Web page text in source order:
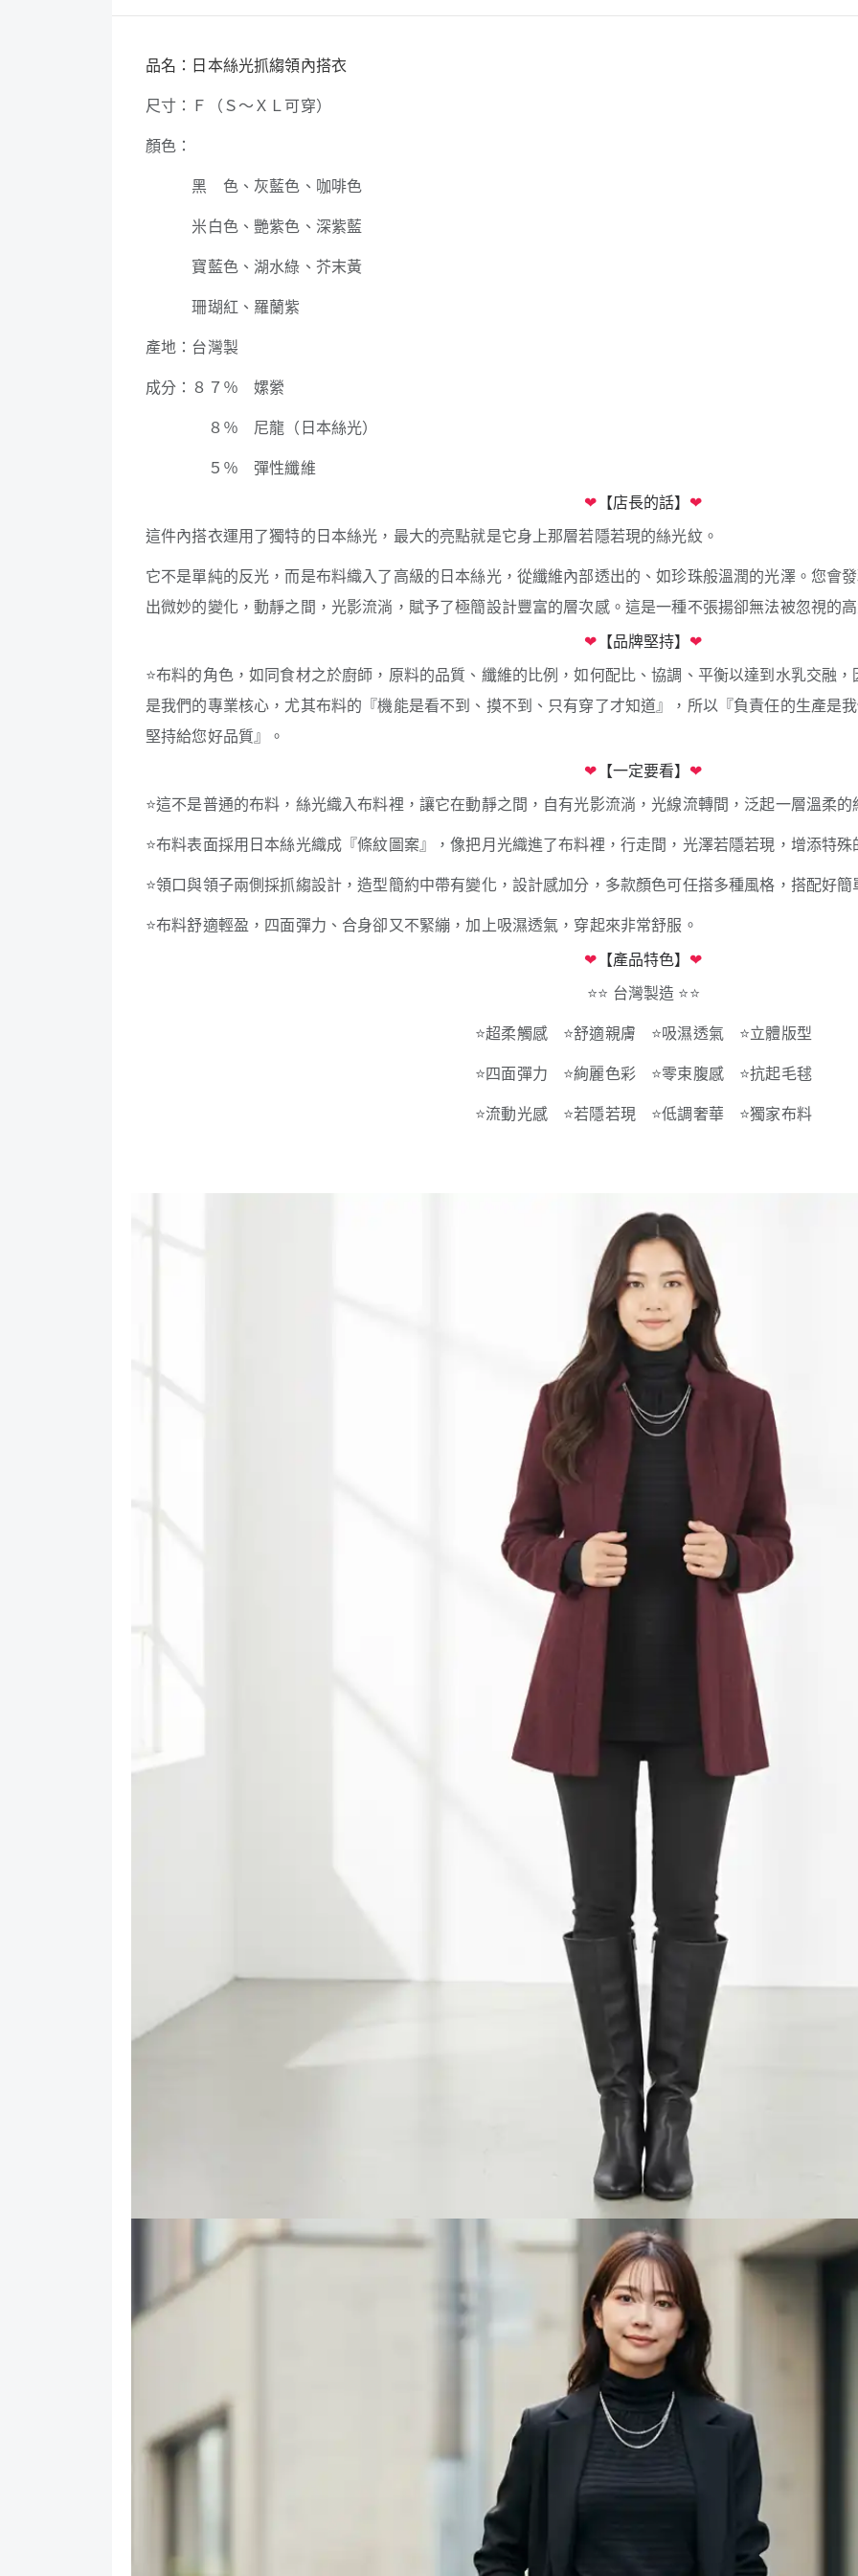
品名：日本絲光抓縐領內搭衣
尺寸：Ｆ（Ｓ～ＸＬ可穿）
顏色：
黑 色、灰藍色、咖啡色
米白色、艷紫色、深紫藍
寶藍色、湖水綠、芥末黃
珊瑚紅、羅蘭紫
產地：台灣製
成分：８７％ 嫘縈
８％ 尼龍（日本絲光）
５％ 彈性纖維
❤ 【店長的話】 ❤
這件內搭衣運用了獨特的日本絲光，最大的亮點就是它身上那層若隱若現的絲光紋。
它不是單純的反光，而是布料織入了高級的日本絲光，從纖維內部透出的、如珍珠般溫潤的光澤。您會
出微妙的變化，動靜之間，光影流淌，賦予了極簡設計豐富的層次感。這是一種不張揚卻無法被忽視的
❤ 【品牌堅持】 ❤
⭐布料的角色，如同食材之於廚師，原料的品質、纖維的比例，如何配比、協調、平衡以達到水乳交融
是我們的專業核心，尤其布料的『機能是看不到、摸不到、只有穿了才知道』，所以『負責任的生產是
堅持給您好品質』。
❤ 【一定要看】 ❤
⭐這不是普通的布料，絲光織入布料裡，讓它在動靜之間，自有光影流淌，光線流轉間，泛起一層溫柔
⭐布料表面採用日本絲光織成『條紋圖案』，像把月光織進了布料裡，行走間，光澤若隱若現，增添特殊
⭐領口與領子兩側採抓縐設計，造型簡約中帶有變化，設計感加分，多款顏色可任搭多種風格，搭配好簡
⭐布料舒適輕盈，四面彈力、合身卻又不緊繃，加上吸濕透氣，穿起來非常舒服。
❤ 【產品特色】 ❤
⭐⭐ 台灣製造 ⭐⭐
⭐超柔觸感 ⭐舒適親膚 ⭐吸濕透氣 ⭐立體版型
⭐四面彈力 ⭐絢麗色彩 ⭐零束腹感 ⭐抗起毛毬
⭐流動光感 ⭐若隱若現 ⭐低調奢華 ⭐獨家布料